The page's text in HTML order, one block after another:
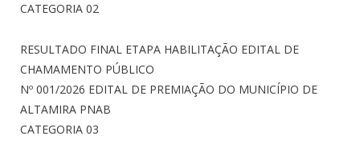
CATEGORIA 02
RESULTADO FINAL ETAPA HABILITAÇÃO EDITAL DE
CHAMAMENTO PÚBLICO
Nº 001/2026 EDITAL DE PREMIAÇÃO DO MUNICÍPIO DE
ALTAMIRA PNAB
CATEGORIA 03